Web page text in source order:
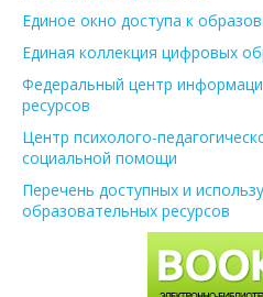
Единое окно доступа к
Единая коллекция цифровых
Федеральный центр
ресурсов
Центр психолого-
социальной помощи
Перечень доступных и
образовательных ресурсов